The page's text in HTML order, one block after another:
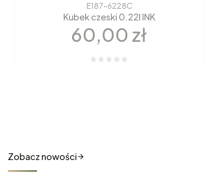
E187-6228C
Kubek czeski 0.22l INK
Cena
60,00 zł
Zobacz nowości